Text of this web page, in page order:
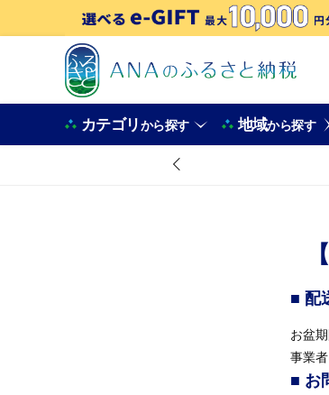
カテゴリから探す 地域から探す
■ 配
お盆
事業
■ お